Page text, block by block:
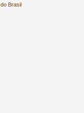
Brasil